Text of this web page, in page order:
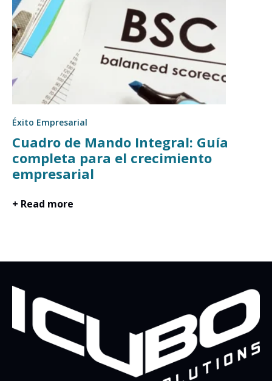
Éxito Empresarial
Cuadro de Mando Integral: Guía
completa para el crecimiento
empresarial
+ Read more